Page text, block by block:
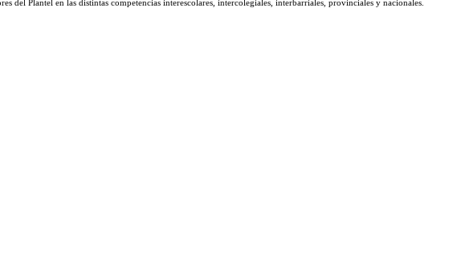
del Plantel en las distintas competencias interescolares, intercolegiales, interbarriales, provinciales y nacionales.